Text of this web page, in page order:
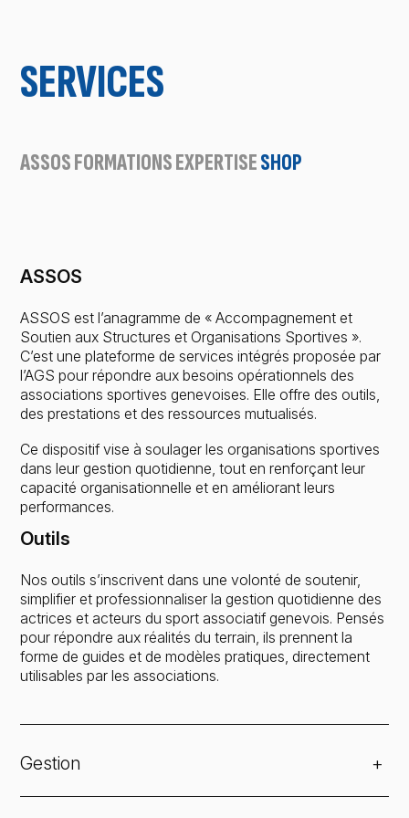
SERVICES
ASSOSFORMATIONSEXPERTISESHOP
ASSOS
ASSOS est l’anagramme de « Accompagnement et
Soutien aux Structures et Organisations Sportives ».
C’est une plateforme de services intégrés proposée par
l’AGS pour répondre aux besoins opérationnels des
associations sportives genevoises. Elle offre des outils,
des prestations et des ressources mutualisés.
Ce dispositif vise à soulager les organisations sportives
dans leur gestion quotidienne, tout en renforçant leur
capacité organisationnelle et en améliorant leurs
performances.
Outils
Nos outils s’inscrivent dans une volonté de soutenir,
simplifier et professionnaliser la gestion quotidienne des
actrices et acteurs du sport associatif genevois. Pensés
pour répondre aux réalités du terrain, ils prennent la
forme de guides et de modèles pratiques, directement
utilisables par les associations.
Gestion +